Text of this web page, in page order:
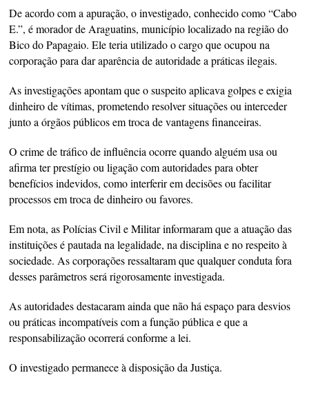
De acordo com a apuração, o investigado, conhecido como “Cabo
E.”, é morador de Araguatins, município localizado na região do
Bico do Papagaio. Ele teria utilizado o cargo que ocupou na
corporação para dar aparência de autoridade a práticas ilegais.
As investigações apontam que o suspeito aplicava golpes e exigia
dinheiro de vítimas, prometendo resolver situações ou interceder
junto a órgãos públicos em troca de vantagens financeiras.
O crime de tráfico de influência ocorre quando alguém usa ou
afirma ter prestígio ou ligação com autoridades para obter
benefícios indevidos, como interferir em decisões ou facilitar
processos em troca de dinheiro ou favores.
Em nota, as Polícias Civil e Militar informaram que a atuação das
instituições é pautada na legalidade, na disciplina e no respeito à
sociedade. As corporações ressaltaram que qualquer conduta fora
desses parâmetros será rigorosamente investigada.
As autoridades destacaram ainda que não há espaço para desvios
ou práticas incompatíveis com a função pública e que a
responsabilização ocorrerá conforme a lei.
O investigado permanece à disposição da Justiça.